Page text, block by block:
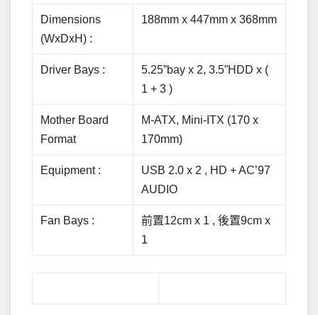
Dimensions
(WxDxH) :
188mm x 447mm x 368mm
Driver Bays :
5.25”bay x 2, 3.5”HDD x (
1 + 3 )
Mother Board
Format
M-ATX, Mini-ITX (170 x
170mm)
Equipment :
USB 2.0 x 2 , HD + AC’97
AUDIO
Fan Bays :
前置12cm x 1 , 後置9cm x
1